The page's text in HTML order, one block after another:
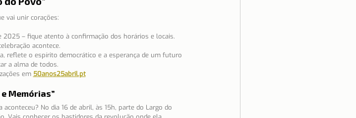
vai unir corações:
– fique atento à confirmação dos horários e locais.
acontece.
reflete o espírito democrático e a esperança de um futuro
a alma de todos.
em 50anos25abril.pt
Memórias”
No dia 16 de abril, às 15h, parte do Largo do